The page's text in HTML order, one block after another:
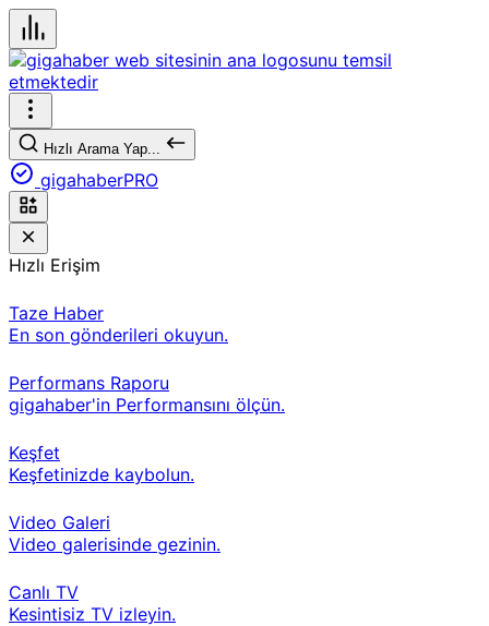
Hızlı Arama Yap...
gigahaberPRO
Hızlı Erişim
Taze Haber
En son gönderileri okuyun.
Performans Raporu
gigahaber'in Performansını ölçün.
Keşfet
Keşfetinizde kaybolun.
Video Galeri
Video galerisinde gezinin.
Canlı TV
Kesintisiz TV izleyin.